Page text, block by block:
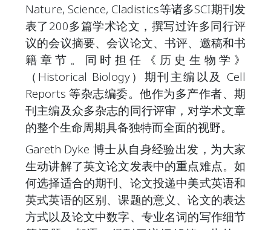
Nature, Science, Cladistics等诸多SCI期刊发
表了200多篇学术论文，撰写过许多同行评
议的会议摘要、会议论文、书评、邀稿和书
籍章节。同时担任《历史生物学》
（Historical Biology）期刊主编以及 Cell
Reports 等杂志编委。他作为多产作者、期
刊主编及众多杂志的同行评审，对学术文章
的整个生命周期具备独特而全面的视野。
Gareth Dyke 博士从自身经验出发，为大家
生动讲解了英文论文发表中的重点难点。如
何选择适合的期刊、论文投递中美式英语和
英式英语的区别、课题的意义、论文的表达
方式以及论文中数字、专业名词的写作细节